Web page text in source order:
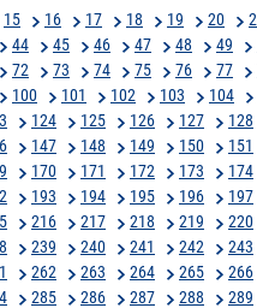
15 16 17 18 19 20
44 45 46 47 48 49
72 73 74 75 76 77
100 101 102 103 104
124 125 126 127 128
147 148 149 150 151
170 171 172 173 174
193 194 195 196 197
216 217 218 219 220
239 240 241 242 243
262 263 264 265 266
285 286 287 288 289